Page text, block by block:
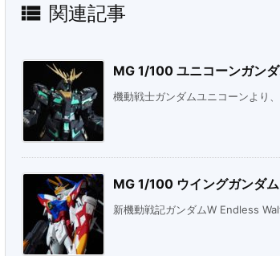
 関連記事
MG 1/100 ユニコーンガン
機動戦士ガンダムユニコーンより
MG 1/100 ウイングガンダ
新機動戦記ガンダムW Endless